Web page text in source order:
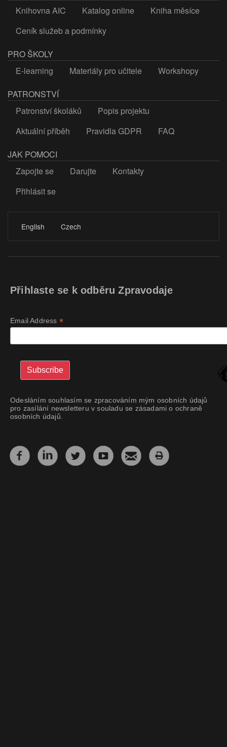
Knihovna AIC
Katalog online
Kniha měsíce
Ceník služeb a podmínky
PRO ŠKOLY
E-learning
Materiály pro učitele
Workshopy
PATRONSTVÍ
Patronství školáků
Popis projektu
Aktuální příběh
Pravidla GDPR
FAQ
JAK POMOCI
Zapojte se
Darujte
Kontakty
LOGIN
Přihlásit se
English Czech
Přihlaste se k odběru Zpravodaje
Email Address *
Odesláním souhlasím se zpracováním mým osobních údajů
pro zasílání newsletteru v souladu se zásadami o ochraně
osobních údajů.